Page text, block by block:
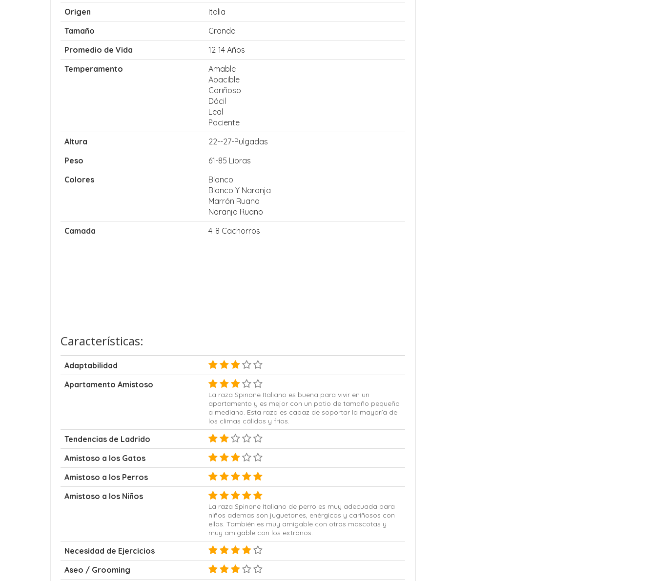
Origen
Italia
Tamaño
Grande
Promedio de Vida
12-14 Años
Temperamento
Amable
Apacible
Cariñoso
Dócil
Leal
Paciente
Altura
22--27-Pulgadas
Peso
61-85 Libras
Colores
Blanco
Blanco Y Naranja
Marrón Ruano
Naranja Ruano
Camada
4-8 Cachorros
Características:
Adaptabilidad
Apartamento Amistoso
La raza Spinone Italiano es buena para vivir en un
apartamento y es mejor con un patio de tamaño pequeño
a mediano. Esta raza es capaz de soportar la mayoría de
los climas cálidos y fríos.
Tendencias de Ladrido
Amistoso a los Gatos
Amistoso a los Perros
Amistoso a los Niños
La raza Spinone Italiano de perro es muy adecuada para
niños ademas son juguetones, enérgicos y cariñosos con
ellos. También es muy amigable con otras mascotas y
muy amigable con los extraños.
Necesidad de Ejercicios
Aseo / Grooming